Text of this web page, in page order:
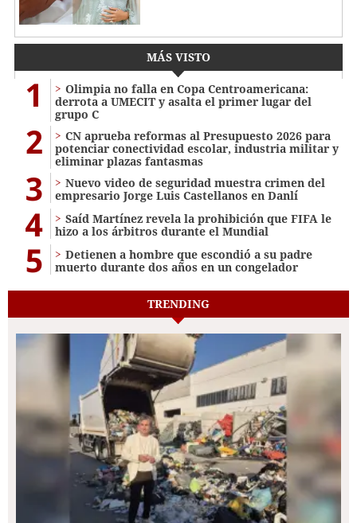
MÁS VISTO
1
Olimpia no falla en Copa Centroamericana:
derrota a UMECIT y asalta el primer lugar del
grupo C
2
CN aprueba reformas al Presupuesto 2026 para
potenciar conectividad escolar, industria militar y
eliminar plazas fantasmas
3
Nuevo video de seguridad muestra crimen del
empresario Jorge Luis Castellanos en Danlí
4
Saíd Martínez revela la prohibición que FIFA le
hizo a los árbitros durante el Mundial
5
Detienen a hombre que escondió a su padre
muerto durante dos años en un congelador
TRENDING